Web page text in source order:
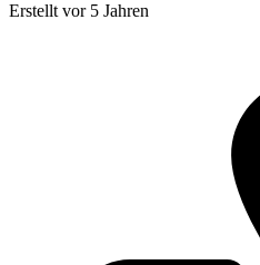
Erstellt vor 5 Jahren